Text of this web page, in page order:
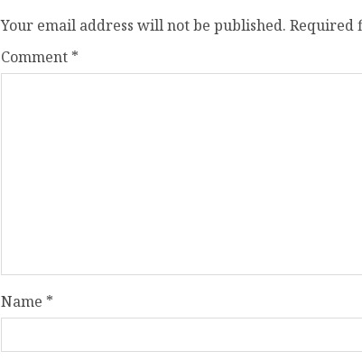
Your email address will not be published. Required
Comment *
Name *